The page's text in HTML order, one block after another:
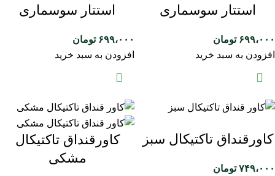
استتار سوسماری
۶۹۹،۰۰۰ تومان
افزودن به سبد خرید
استتار سوسماری
۶۹۹،۰۰۰ تومان
افزودن به سبد خرید
کاورقنداق تاکتیکال سبز
۷۴۹،۰۰۰ تومان
کاورقنداق تاکتیکال
مشکی